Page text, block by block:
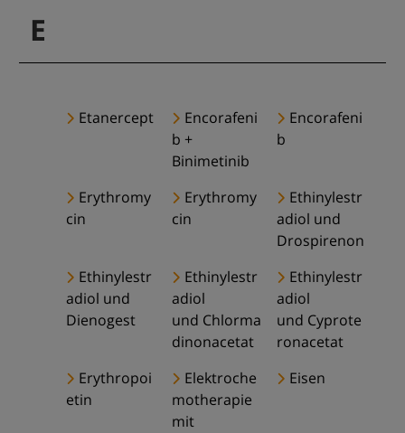
E
Etanercept
Encorafeni
b +
Binimetinib
Encorafeni
b
Erythromy
cin
Erythromy
cin
Ethinylestr
adiol und
Drospirenon
Ethinylestr
adiol und
Dienogest
Ethinylestr
adiol
und Chlorma
dinonacetat
Ethinylestr
adiol
und Cyprote
ronacetat
Erythropoi
etin
Elektroche
motherapie
mit
Eisen